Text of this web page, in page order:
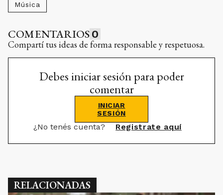
Música
COMENTARIOS 0
Compartí tus ideas de forma responsable y respetuosa.
Debes iniciar sesión para poder
comentar
INICIAR
SESIÓN
¿No tenés cuenta? Registrate aquí
RELACIONADAS